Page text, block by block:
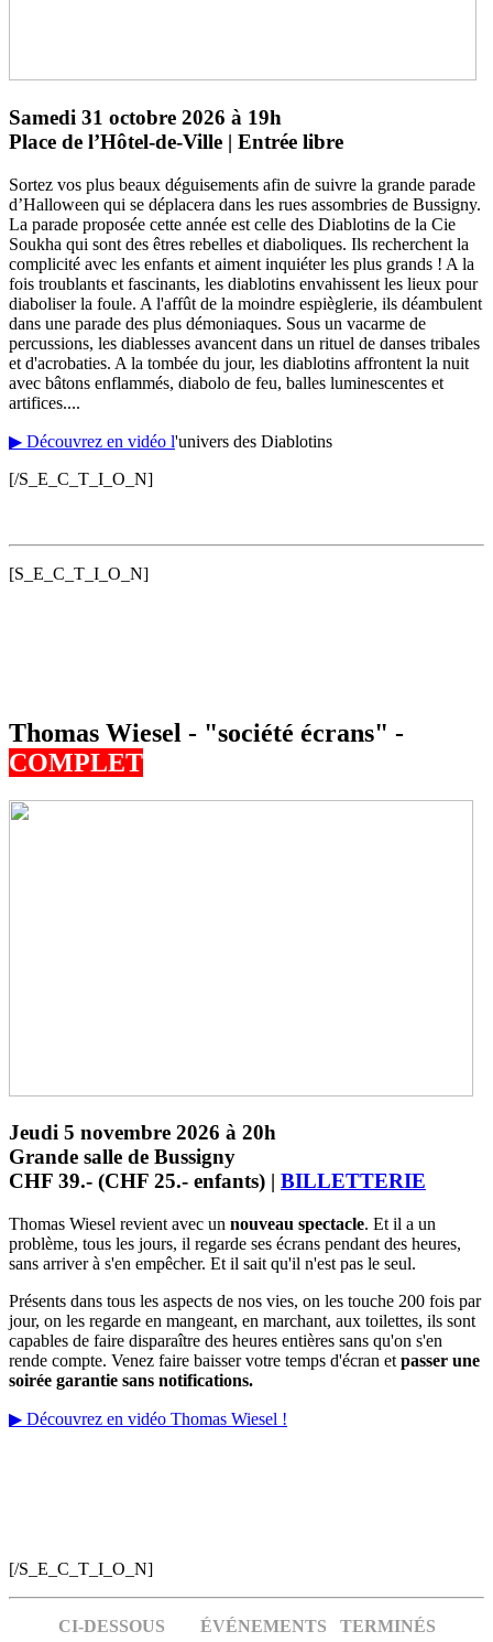
Samedi 31 octobre 2026 à 19h
Place de l’Hôtel-de-Ville | Entrée libre
Sortez vos plus beaux déguisements afin de suivre la grande parade
d’Halloween qui se déplacera dans les rues assombries de Bussigny.
La parade proposée cette année est celle des Diablotins de la Cie
Soukha qui sont des êtres rebelles et diaboliques. Ils recherchent la
complicité avec les enfants et aiment inquiéter les plus grands ! A la
fois troublants et fascinants, les diablotins envahissent les lieux pour
diaboliser la foule. A l'affût de la moindre espièglerie, ils déambulent
dans une parade des plus démoniaques. Sous un vacarme de
percussions, les diablesses avancent dans un rituel de danses tribales
et d'acrobaties. A la tombée du jour, les diablotins affrontent la nuit
avec bâtons enflammés, diabolo de feu, balles luminescentes et
artifices....
▶ Découvrez en vidéo l'univers des Diablotins
[/S_E_C_T_I_O_N]
[S_E_C_T_I_O_N]
Thomas Wiesel - "société écrans" -
COMPLET
Jeudi 5 novembre 2026 à 20h
Grande salle de Bussigny
CHF 39.- (CHF 25.- enfants) | BILLETTERIE
Thomas Wiesel revient avec un nouveau spectacle. Et il a un
problème, tous les jours, il regarde ses écrans pendant des heures,
sans arriver à s'en empêcher. Et il sait qu'il n'est pas le seul.
Présents dans tous les aspects de nos vies, on les touche 200 fois par
jour, on les regarde en mangeant, en marchant, aux toilettes, ils sont
capables de faire disparaître des heures entières sans qu'on s'en
rende compte. Venez faire baisser votre temps d'écran et passer une
soirée garantie sans notifications.
▶ Découvrez en vidéo Thomas Wiesel !
[/S_E_C_T_I_O_N]
CI-DESSOUS ÉVÉNEMENTS TERMINÉS